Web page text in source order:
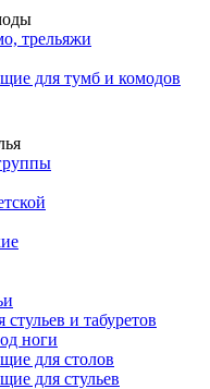
трельяжи
для тумб и комодов
и табуретов
ноги
для столов
для стульев